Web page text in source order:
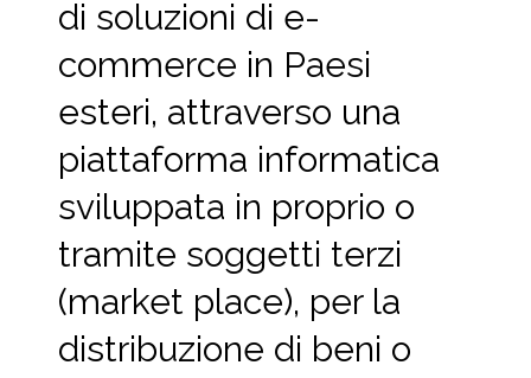
di soluzioni di e-
commerce in Paesi
esteri, attraverso una
piattaforma informatica
sviluppata in proprio o
tramite soggetti terzi
(market place), per la
distribuzione di beni o